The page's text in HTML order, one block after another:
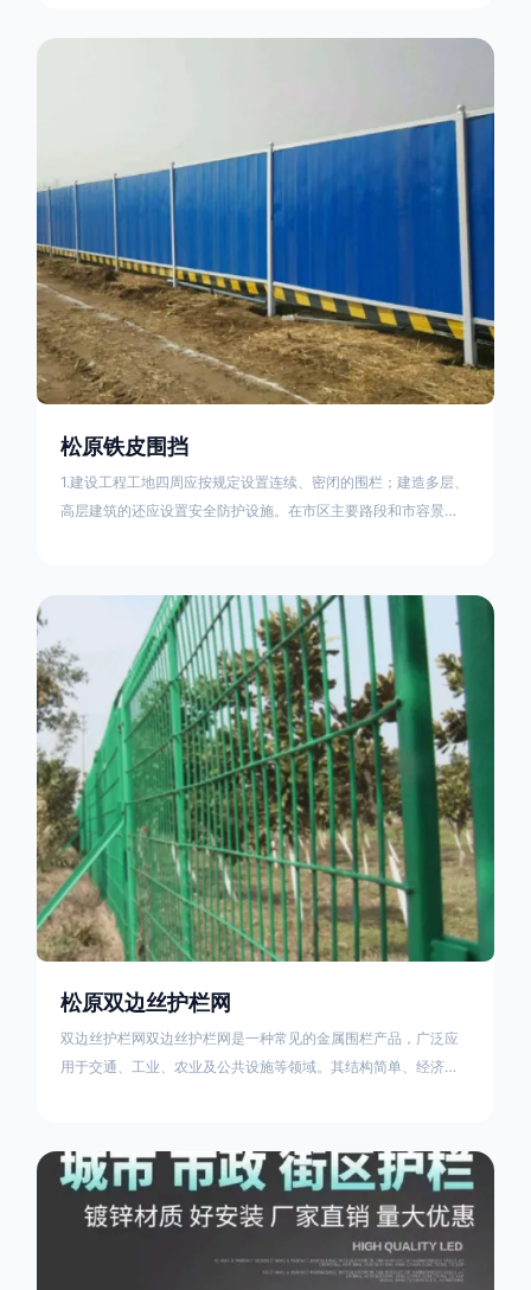
撑、横撑加强筋等部件增强整体稳定性立柱规格：通常为
松原铁皮围挡
1.建设工程工地四周应按规定设置连续、密闭的围栏；建造多层、
高层建筑的还应设置安全防护设施。在市区主要路段和市容景观
料应保证围栏稳固、整洁、美观。市政工程项目工地，可按工程
进度分段设置围栏或按规定使用统一的连续性护栏设施。施工单
位不得在工地围栏外堆放建筑材料、垃圾和工程渣土。在
松原双边丝护栏网
双边丝护栏网双边丝护栏网是一种常见的金属围栏产品，广泛应
用于交通、工业、农业及公共设施等领域。其结构简单、经济实
边丝护栏网由低碳钢丝（Q235材质）通过焊接或编织形成网格结
构，网片两侧各有一根加固的纵向钢丝（双边丝），用于与立柱
连接固定。其表面通常采用镀锌、喷塑或浸塑处理，以增强耐腐